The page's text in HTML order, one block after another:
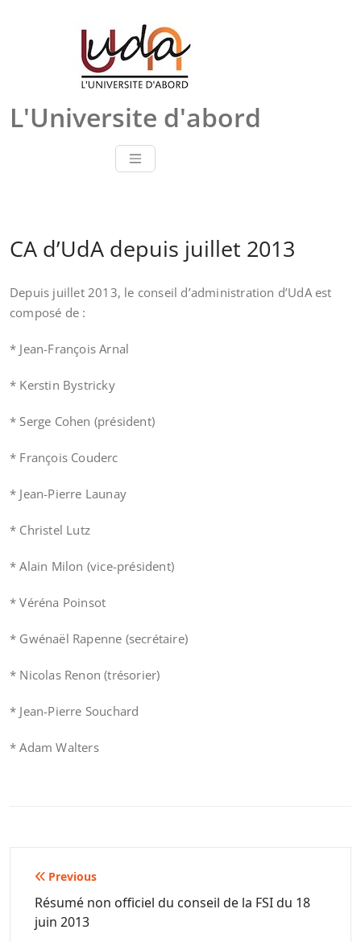
L'Universite d'abord
CA d’UdA depuis juillet 2013
Depuis juillet 2013, le conseil d’administration d’UdA est
composé de :
* Jean-François Arnal
* Kerstin Bystricky
* Serge Cohen (président)
* François Couderc
* Jean-Pierre Launay
* Christel Lutz
* Alain Milon (vice-président)
* Véréna Poinsot
* Gwénaël Rapenne (secrétaire)
* Nicolas Renon (trésorier)
* Jean-Pierre Souchard
* Adam Walters
Navigation
de
l’article
Previous
Résumé non officiel du conseil de la FSI du 18
juin 2013